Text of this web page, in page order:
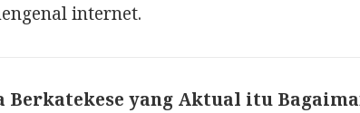
internet.
Berkatekese yang Aktual itu